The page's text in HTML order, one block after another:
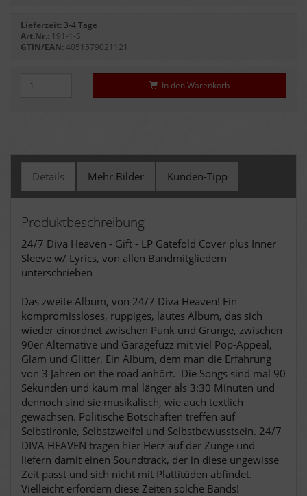
Lieferzeit: 3-4 Tage
Art.Nr.: 191-1-S
GTIN/EAN: 4051579021121
In den Warenkorb
Details Mehr Bilder Kunden-Tipp
Produktbeschreibung
24/7 Diva Heaven - Gift - LP Gatefold Cover plus Inner
Sleeve w/ Lyrics, von allen Bandmitgliedern
unterschrieben
Das zweite Album, von 24/7 Diva Heaven! Ein
kompromissloses, ruppiges, lautes Album, das sich
wieder einordnet zwischen Punk und Grunge, zwischen
90er Alternative und Garagefuzz mit viel Pop-Appeal,
Glam und Glitter. Ein Album, dem man die Erfahrung
von 3 Jahren on the road anhört. Die Songs sind mal 90
Sekunden und kaum mal länger als 3:30 Minuten und
dennoch sind sie musikalisch, wie auch textlich
gewachsen. Politische Botschaften treffen auf
Selbstironie, Selbstzweifel und Selbstbewusstsein. 24/7
DIVA HEAVEN tragen hier Herz auf der Zunge und
liefern damit einen Soundtrack, der in diese ungewisse
Zeit passt und sich nicht mit Plattitüden abfindet.
Vielleicht erfordern diese Zeiten solche Bands!